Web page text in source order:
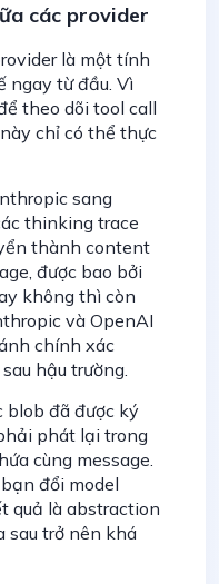
các provider
là một tính
ngay từ đầu. Vì
theo dõi tool call
chỉ có thể thực
sang
thinking trace
thành content
được bao bởi
không thì còn
và OpenAI
chính xác
hậu trường.
blob đã được ký
phát lại trong
cùng message.
đổi model
quả là abstraction
sau trở nên khá